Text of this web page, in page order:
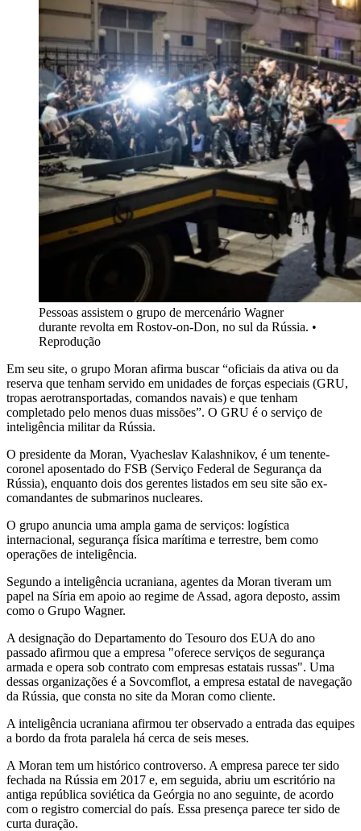
Pessoas assistem o grupo de mercenário Wagner
durante revolta em Rostov-on-Don, no sul da Rússia. •
Reprodução
Em seu site, o grupo Moran afirma buscar “oficiais da ativa ou da
reserva que tenham servido em unidades de forças especiais (GRU,
tropas aerotransportadas, comandos navais) e que tenham
completado pelo menos duas missões”. O GRU é o serviço de
inteligência militar da Rússia.
O presidente da Moran, Vyacheslav Kalashnikov, é um tenente-
coronel aposentado do FSB (Serviço Federal de Segurança da
Rússia), enquanto dois dos gerentes listados em seu site são ex-
comandantes de submarinos nucleares.
O grupo anuncia uma ampla gama de serviços: logística
internacional, segurança física marítima e terrestre, bem como
operações de inteligência.
Segundo a inteligência ucraniana, agentes da Moran tiveram um
papel na Síria em apoio ao regime de Assad, agora deposto, assim
como o Grupo Wagner.
A designação do Departamento do Tesouro dos EUA do ano
passado afirmou que a empresa "oferece serviços de segurança
armada e opera sob contrato com empresas estatais russas". Uma
dessas organizações é a Sovcomflot, a empresa estatal de navegação
da Rússia, que consta no site da Moran como cliente.
A inteligência ucraniana afirmou ter observado a entrada das equipes
a bordo da frota paralela há cerca de seis meses.
A Moran tem um histórico controverso. A empresa parece ter sido
fechada na Rússia em 2017 e, em seguida, abriu um escritório na
antiga república soviética da Geórgia no ano seguinte, de acordo
com o registro comercial do país. Essa presença parece ter sido de
curta duração.